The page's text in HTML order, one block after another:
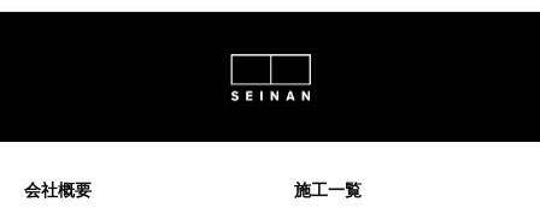
会社概要 施工一覧